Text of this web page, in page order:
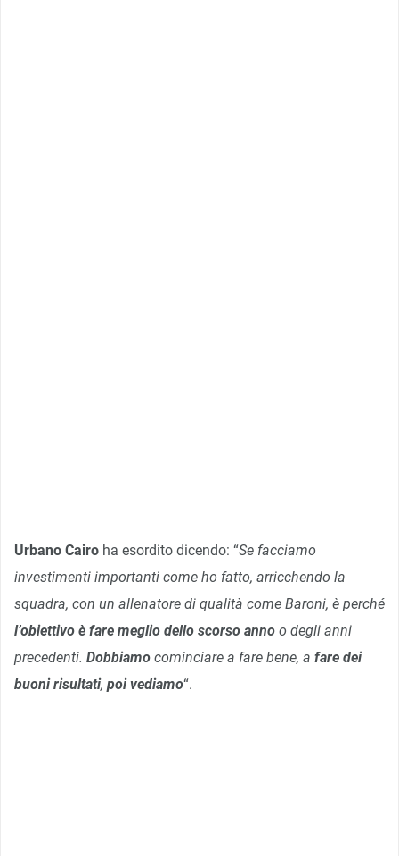
Urbano Cairo ha esordito dicendo: “Se facciamo
investimenti importanti come ho fatto, arricchendo la
squadra, con un allenatore di qualità come Baroni, è perché
l’obiettivo è fare meglio dello scorso anno o degli anni
precedenti. Dobbiamo cominciare a fare bene, a fare dei
buoni risultati, poi vediamo“.